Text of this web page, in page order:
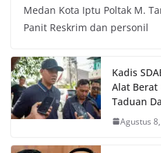
Medan Kota Iptu Poltak M.
Panit Reskrim dan personil
Kadis
Alat Berat
Taduan
Agustus